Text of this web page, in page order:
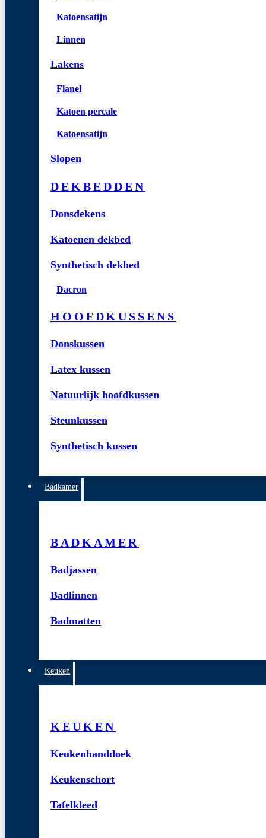
Katoensatijn
Linnen
Lakens
Flanel
Katoen percale
Katoensatijn
Slopen
DEKBEDDEN
Donsdekens
Katoenen dekbed
Synthetisch dekbed
Dacron
HOOFDKUSSENS
Donskussen
Latex kussen
Natuurlijk hoofdkussen
Steunkussen
Synthetisch kussen
Badkamer
BADKAMER
Badjassen
Badlinnen
Badmatten
Keuken
KEUKEN
Keukenhanddoek
Keukenschort
Tafelkleed